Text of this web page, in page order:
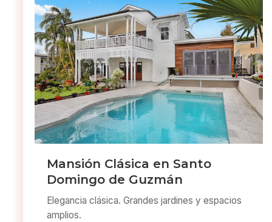
Mansión Clásica en Santo
Domingo de Guzmán
Elegancia clásica. Grandes jardines y espacios
amplios.